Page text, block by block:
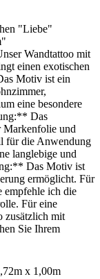
"Liebe"
Wandtattoo mit
einen exotischen
Motiv ist ein
eine besondere
Das
Markenfolie und
für die Anwendung
langlebige und
Das Motiv ist
ermöglicht. Für
empfehle ich die
Für eine
zusätzlich mit
Sie Ihrem
x 1,00m